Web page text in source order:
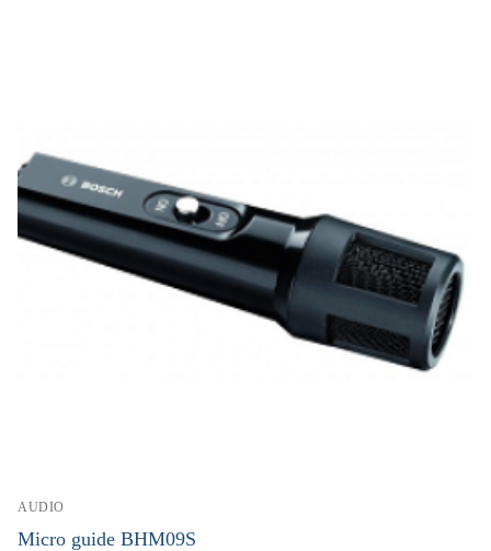
AUDIO
Micro guide BHM09S